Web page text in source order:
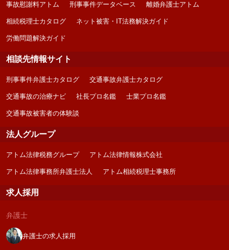
事故慰謝料アトム 刑事事件データベース 離婚弁護士アトム
相続税理士カタログ ネット被害・IT法務解決ガイド
労働問題解決ガイド
相談先情報サイト
刑事事件弁護士カタログ 交通事故弁護士カタログ
交通事故の治療ナビ 社長プロ名鑑 士業プロ名鑑
交通事故被害者の体験談
法人グループ
アトム法律税務グループ アトム法律情報株式会社
アトム法律事務所弁護士法人 アトム相続税理士事務所
求人採用
弁護士
弁護士の求人採用